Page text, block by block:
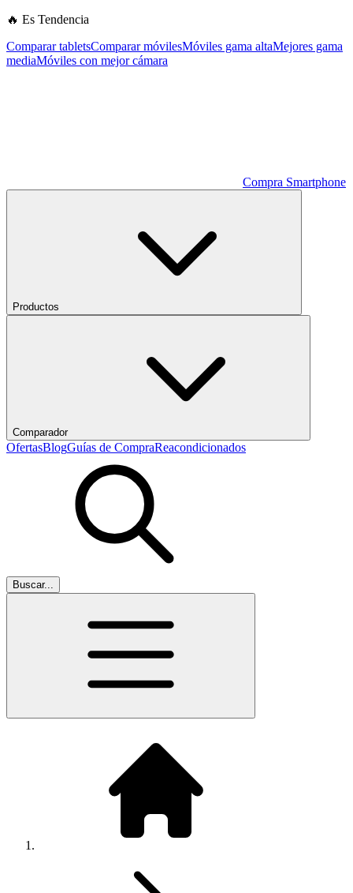
🔥 Es Tendencia
Comparar tabletsComparar móvilesMóviles gama altaMejores gama
mediaMóviles con mejor cámara
Compra Smartphone
Productos
Comparador
OfertasBlogGuías de CompraReacondicionados
Buscar...